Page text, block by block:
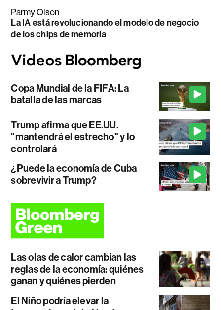
Parmy Olson
La IA está revolucionando el modelo de negocio
de los chips de memoria
Copa Mundial de la FIFA: La
batalla de las marcas
Trump afirma que EE.UU.
"mantendrá el estrecho" y lo
controlará
¿Puede la economía de Cuba
sobrevivir a Trump?
Las olas de calor cambian las
reglas de la economía: quiénes
ganan y quiénes pierden
El Niño podría elevar la